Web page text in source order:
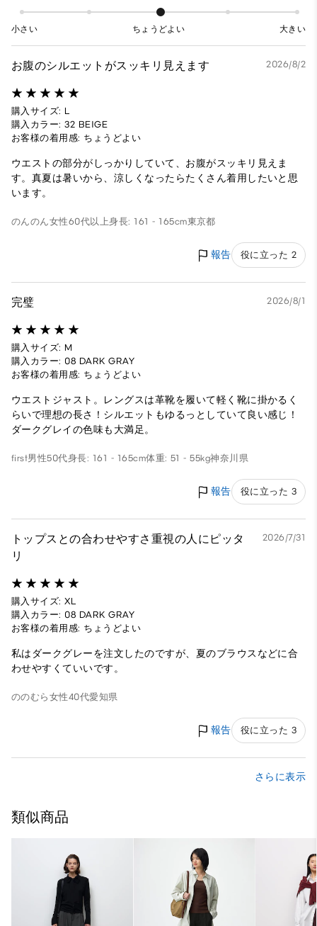
小さい ちょうどよい 大きい
お腹のシルエットがスッキリ見えます 2026/8/2
購入サイズ: L
購入カラー: 32 BEIGE
お客様の着用感: ちょうどよい
ウエストの部分がしっかりしていて、お腹がスッキリ見えま
す。真夏は暑いから、涼しくなったらたくさん着用したいと思
います。
のんのん女性60代以上身長: 161 - 165cm東京都
報告 役に立った 2
完璧 2026/8/1
購入サイズ: M
購入カラー: 08 DARK GRAY
お客様の着用感: ちょうどよい
ウエストジャスト。レングスは革靴を履いて軽く靴に掛かるく
らいで理想の長さ！シルエットもゆるっとしていて良い感じ！
ダークグレイの色味も大満足。
first男性50代身長: 161 - 165cm体重: 51 - 55kg神奈川県
報告 役に立った 3
トップスとの合わせやすさ重視の人にピッタ
リ
2026/7/31
購入サイズ: XL
購入カラー: 08 DARK GRAY
お客様の着用感: ちょうどよい
私はダークグレーを注文したのですが、夏のブラウスなどに合
わせやすくていいです。
ののむら 女性40代愛知県
報告 役に立った 3
さらに表示
類似商品